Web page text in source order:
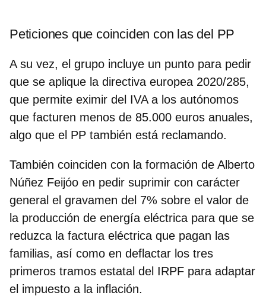
Peticiones que coinciden con las del PP
A su vez, el grupo incluye un punto para pedir
que se aplique la directiva europea 2020/285,
que permite eximir del IVA a los autónomos
que facturen menos de 85.000 euros anuales,
algo que el PP también está reclamando.
También coinciden con la formación de Alberto
Núñez Feijóo en pedir suprimir con carácter
general el gravamen del 7% sobre el valor de
la producción de energía eléctrica para que se
reduzca la factura eléctrica que pagan las
familias, así como en deflactar los tres
primeros tramos estatal del IRPF para adaptar
el impuesto a la inflación.